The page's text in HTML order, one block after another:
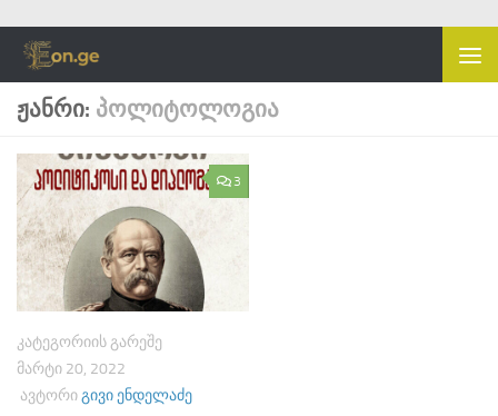
Skip to content
ᲟᲐᲜᲠᲘ: ᲞᲝᲚᲘᲢᲝᲚᲝᲒᲘᲐ
3
ᲙᲐᲢᲔᲒᲝᲠᲘᲘᲡ ᲒᲐᲠᲔᲨᲔ
ᲛᲐᲠᲢᲘ 20, 2022
ᲐᲕᲢᲝᲠᲘᲒᲘᲕᲘ ᲔᲜᲓᲔᲚᲐᲫᲔ